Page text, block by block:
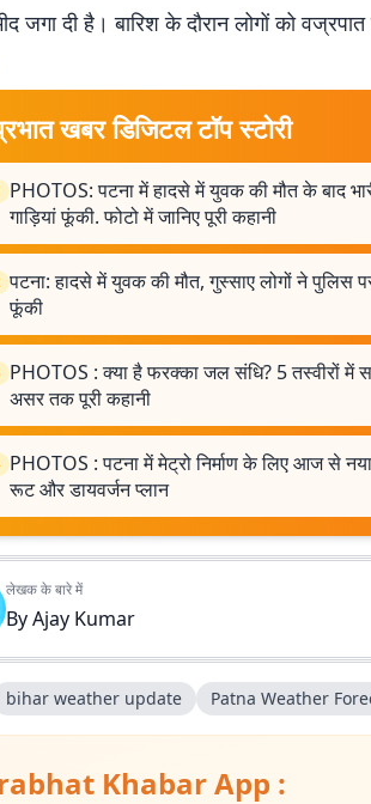
जगा दी है। बारिश के दौरान लोगों को
खबर डिजिटल टॉप स्टोरी
PHOTOS: पटना में हादसे में युवक की मौत के बाद
गाड़ियां फूंकी. फोटो में जानिए पूरी कहानी
पटना: हादसे में युवक की मौत, गुस्साए लोगों ने पुलिस
फूंकी
PHOTOS : क्या है फरक्का जल संधि? 5 तस्वीरों में
असर तक पूरी कहानी
PHOTOS : पटना में मेट्रो निर्माण के लिए आज से
रूट और डायवर्जन प्लान
लेखक के बारे में
ByAjay Kumar
bihar weather update Patna Weather
Khabar App :